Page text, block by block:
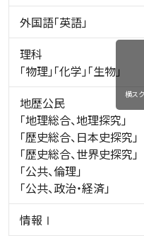
外国語「英語」
理科
「物理」「化学」「生物」
地歴公民
「地理総合、地理探究」
「歴史総合、日本史探究」
「歴史総合、世界史探究」
「公共、倫理」
「公共、政治・経済」
情報Ⅰ
横ス